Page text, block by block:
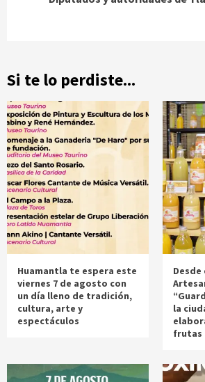
Si te lo perdiste...
Huamantla te espera este
viernes 7 de agosto con
un día lleno de tradición,
cultura, arte y
espectáculos
Desde
la
frutas